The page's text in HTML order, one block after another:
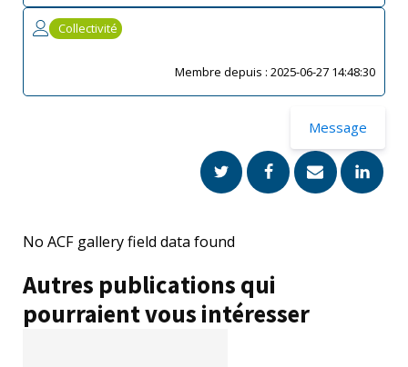
Collectivité
Membre depuis : 2025-06-27 14:48:30
Message
No ACF gallery field data found
Autres publications qui
pourraient vous intéresser